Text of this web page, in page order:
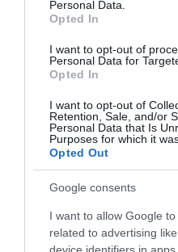
Personal Data.
Opted In
I want to opt-out of
Personal Data for
Opted In
I want to opt-out of
Retention, Sale, and/or
Personal Data that Is
Purposes for which it
Opted Out
Google consents
I want to allow Google
related to advertising
Különleges kiadást
Levante